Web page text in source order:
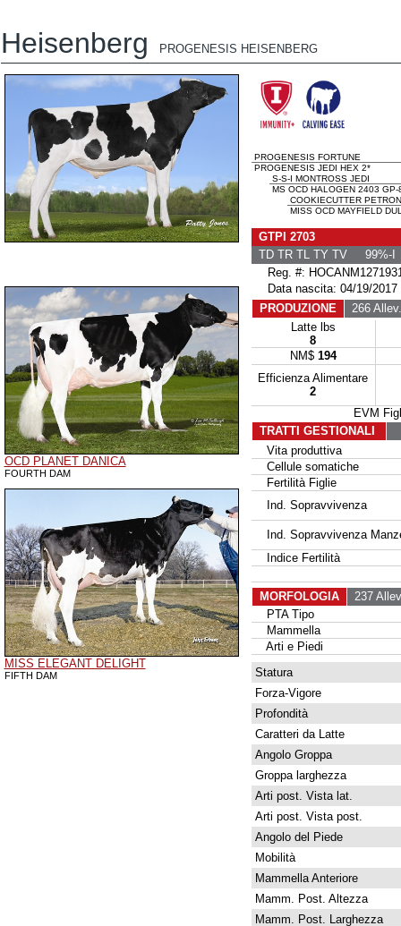
Heisenberg PROGENESIS HEISENBERG
OCD PLANET DANICA
FOURTH DAM
MISS ELEGANT DELIGHT
FIFTH DAM
PROGENESIS FORTUNE
PROGENESIS JEDI HEX 2*
S-S-I MONTROSS JEDI
MS OCD HALOGEN 2403 GP-
COOKIECUTTER
MISS OCD MAYFIELD
GTPI 2703
TD TR TL TY TV 99%-I
Reg. #:
Data nascita: 04/19/2017
PRODUZIONE
266 Allev.
Latte lbs
8
NM$ 194
Efficienza Alimentare
2
EVM
TRATTI GESTIONALI
Vita produttiva
Cellule somatiche
Fertilità Figlie
Ind. Sopravvivenza
Ind. Sopravvivenza
Indice Fertilità
MORFOLOGIA
237
PTA Tipo
Mammella
Arti e Piedi
Statura
Forza-Vigore
Profondità
Caratteri da Latte
Angolo Groppa
Groppa larghezza
Arti post. Vista lat.
Arti post. Vista post.
Angolo del Piede
Mobilità
Mammella Anteriore
Mamm. Post. Altezza
Mamm. Post. Larghezza